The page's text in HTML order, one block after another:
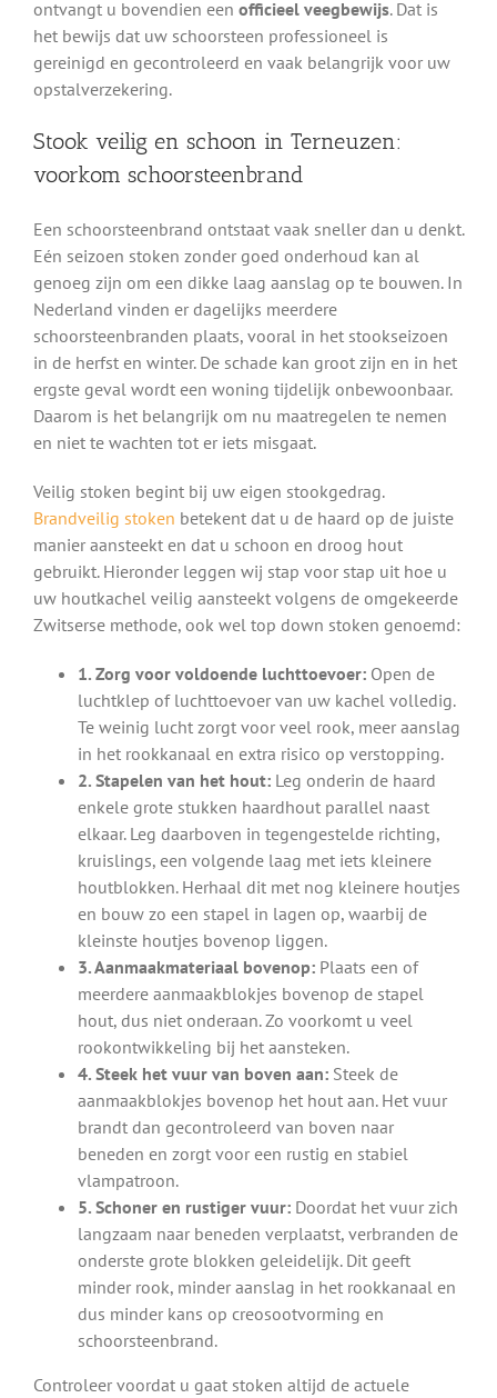
ontvangt u bovendien een officieel veegbewijs. Dat is
het bewijs dat uw schoorsteen professioneel is
gereinigd en gecontroleerd en vaak belangrijk voor uw
opstalverzekering.
Stook veilig en schoon in Terneuzen:
voorkom schoorsteenbrand
Een schoorsteenbrand ontstaat vaak sneller dan u denkt.
Eén seizoen stoken zonder goed onderhoud kan al
genoeg zijn om een dikke laag aanslag op te bouwen. In
Nederland vinden er dagelijks meerdere
schoorsteenbranden plaats, vooral in het stookseizoen
in de herfst en winter. De schade kan groot zijn en in het
ergste geval wordt een woning tijdelijk onbewoonbaar.
Daarom is het belangrijk om nu maatregelen te nemen
en niet te wachten tot er iets misgaat.
Veilig stoken begint bij uw eigen stookgedrag.
Brandveilig stoken betekent dat u de haard op de juiste
manier aansteekt en dat u schoon en droog hout
gebruikt. Hieronder leggen wij stap voor stap uit hoe u
uw houtkachel veilig aansteekt volgens de omgekeerde
Zwitserse methode, ook wel top down stoken genoemd:
1. Zorg voor voldoende luchttoevoer:Open de
luchtklep of luchttoevoer van uw kachel volledig.
Te weinig lucht zorgt voor veel rook, meer aanslag
in het rookkanaal en extra risico op verstopping.
2. Stapelen van het hout:Leg onderin de haard
enkele grote stukken haardhout parallel naast
elkaar. Leg daarboven in tegengestelde richting,
kruislings, een volgende laag met iets kleinere
houtblokken. Herhaal dit met nog kleinere houtjes
en bouw zo een stapel in lagen op, waarbij de
kleinste houtjes bovenop liggen.
3. Aanmaakmateriaal bovenop:Plaats een of
meerdere aanmaakblokjes bovenop de stapel
hout, dus niet onderaan. Zo voorkomt u veel
rookontwikkeling bij het aansteken.
4. Steek het vuur van boven aan:Steek de
aanmaakblokjes bovenop het hout aan. Het vuur
brandt dan gecontroleerd van boven naar
beneden en zorgt voor een rustig en stabiel
vlampatroon.
5. Schoner en rustiger vuur:Doordat het vuur zich
langzaam naar beneden verplaatst, verbranden de
onderste grote blokken geleidelijk. Dit geeft
minder rook, minder aanslag in het rookkanaal en
dus minder kans op creosootvorming en
schoorsteenbrand.
Controleer voordat u gaat stoken altijd de actuele